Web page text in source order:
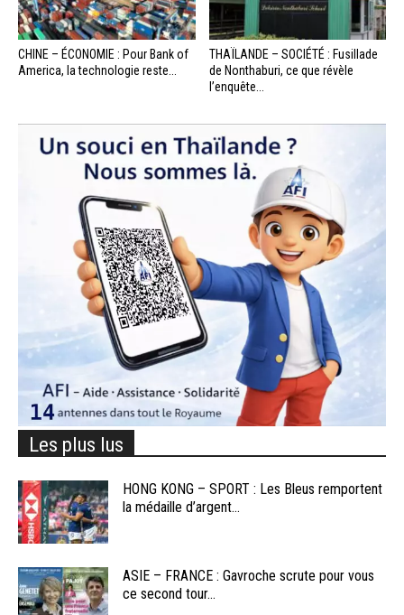
CHINE – ÉCONOMIE : Pour Bank of
America, la technologie reste...
THAÏLANDE – SOCIÉTÉ : Fusillade
de Nonthaburi, ce que révèle
l’enquête...
Les plus lus
HONG KONG – SPORT : Les Bleus remportent
la médaille d’argent...
ASIE – FRANCE : Gavroche scrute pour vous
ce second tour...